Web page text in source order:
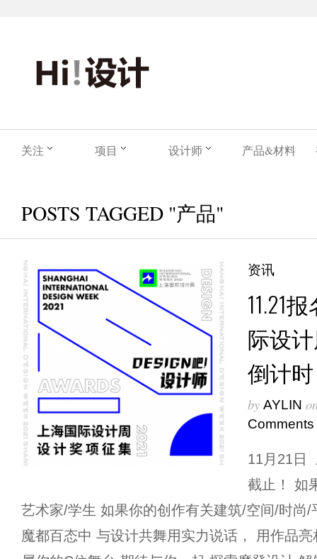
关注 项目 设计师 产品&材料
POSTS TAGGED "产品"
资讯
11.21
际设
倒计
by AYLIN
Comments
11月21日
截止！ 如
艺术家/学生 如果你的创作有关建筑/空间/时尚
魔都百态中 与设计共舞用实力说话， 用作品